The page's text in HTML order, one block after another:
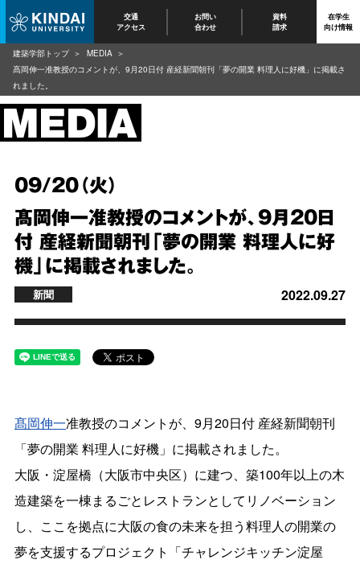
交通
アクセス
お問い
合わせ
資料
請求
在学生
向け情報
09/20（火）
髙岡伸一准教授のコメントが、9月20日
付 産経新聞朝刊「夢の開業 料理人に好
機」に掲載されました。
2022.09.27
新聞
髙岡伸一准教授のコメントが、9月20日付 産経新聞朝刊
「夢の開業 料理人に好機」に掲載されました。
大阪・淀屋橋（大阪市中央区）に建つ、築100年以上の木
造建築を一棟まるごとレストランとしてリノベーション
し、ここを拠点に大阪の食の未来を担う料理人の開業の
夢を支援するプロジェクト「チャレンジキッチン淀屋
建築学部トップ
MEDIA
髙岡伸一准教授のコメントが、9月20日付 産経新聞朝刊「夢の開業 料理人に好機」に掲載さ
れました。